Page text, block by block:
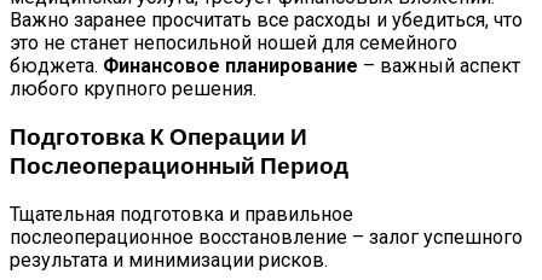
Важно заранее просчитать все расходы и убедиться, что
это не станет непосильной ношей для семейного
бюджета. Финансовое планирование – важный аспект
любого крупного решения.
Подготовка К Операции И
Послеоперационный Период
Тщательная подготовка и правильное
послеоперационное восстановление – залог успешного
результата и минимизации рисков.